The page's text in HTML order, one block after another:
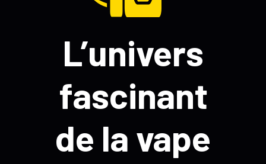
L’univers
fascinant
de la vape